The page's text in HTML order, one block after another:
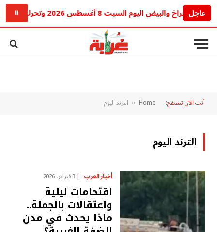
عاجل
والبيض اليوم السبت 8 أغسطس 2026 وتحرك جديد في الأسواق ⏸
أنت الآن تتصفح: Home
» الترند اليوم
الترند اليوم
أخبار العرب 3 فبراير، 2026
اقتحامات ليلية
واعتقالات بالجملة..
ماذا يحدث في مدن